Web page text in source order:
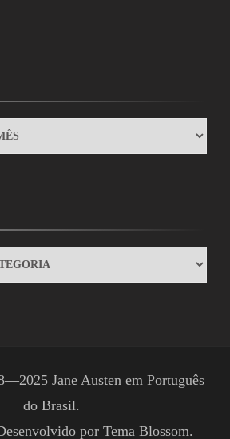
Jane Austen em Português
do Brasil.
por Tema Blossom.